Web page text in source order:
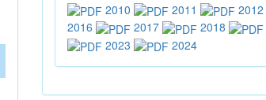
2010
2011 2012
2016
2017 2018
2023
2024